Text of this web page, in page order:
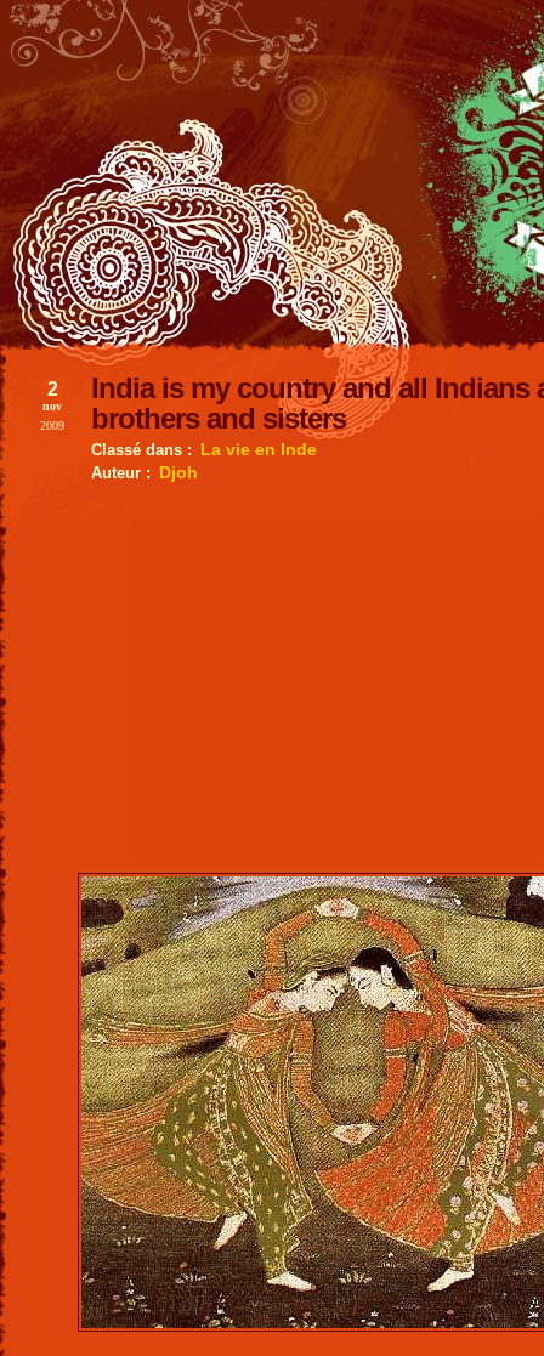
India is my country and all Indians
brothers and sisters
2
nov
2009
Classé dans : La vie en Inde
Auteur : Djoh